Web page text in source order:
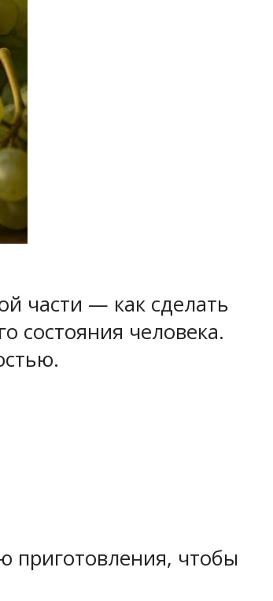
части — как сделать
состояния человека.
приготовления, чтобы